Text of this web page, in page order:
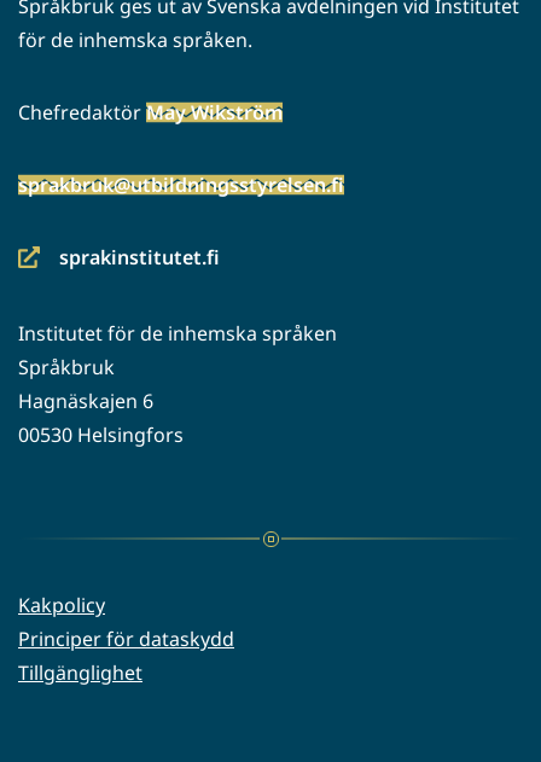
Språkbruk ges ut av Svenska avdelningen vid Institutet
för de inhemska språken.
ChefredaktörMay Wikström
sprakbruk@utbildningsstyrelsen.fi
sprakinstitutet.fi
(siirryt
palveluun)
Institutet för de inhemska språken
Språkbruk
Hagnäskajen 6
00530 Helsingfors
Kakpolicy
Principer för dataskydd
Tillgänglighet